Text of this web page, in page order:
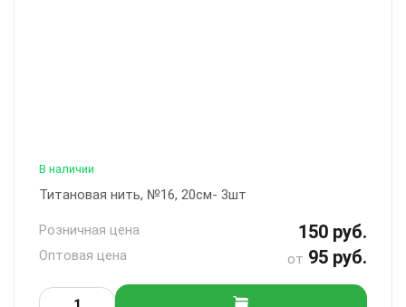
В наличии
Титановая нить, №16, 20см- 3шт
Розничная цена 150 руб.
Оптовая цена от 95 руб.